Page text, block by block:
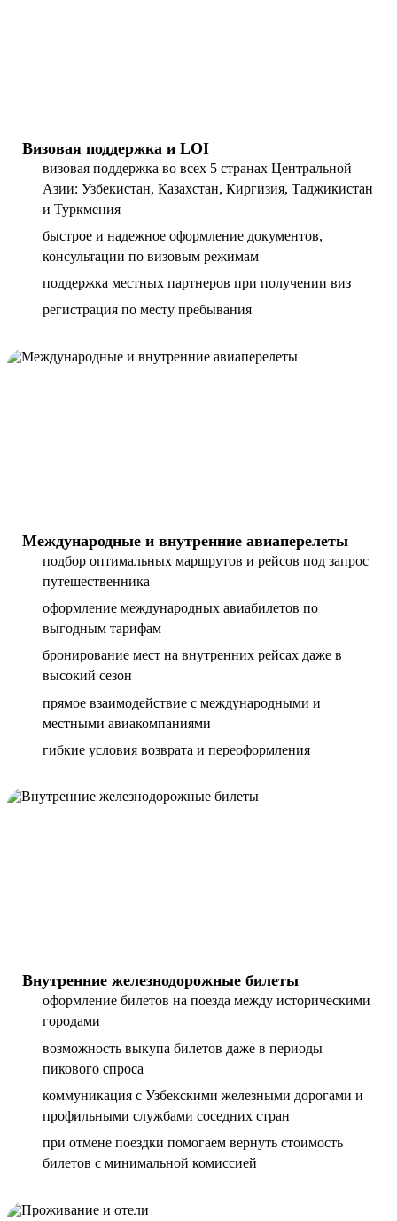
Визовая поддержка и LOI
визовая поддержка во всех 5 странах Центральной
Азии: Узбекистан, Казахстан, Киргизия, Таджикистан
и Туркмения
быстрое и надежное оформление документов,
консультации по визовым режимам
поддержка местных партнеров при получении виз
регистрация по месту пребывания
Международные и внутренние авиаперелеты
подбор оптимальных маршрутов и рейсов под запрос
путешественника
оформление международных авиабилетов по
выгодным тарифам
бронирование мест на внутренних рейсах даже в
высокий сезон
прямое взаимодействие с международными и
местными авиакомпаниями
гибкие условия возврата и переоформления
Внутренние железнодорожные билеты
оформление билетов на поезда между историческими
городами
возможность выкупа билетов даже в периоды
пикового спроса
коммуникация с Узбекскими железными дорогами и
профильными службами соседних стран
при отмене поездки помогаем вернуть стоимость
билетов с минимальной комиссией